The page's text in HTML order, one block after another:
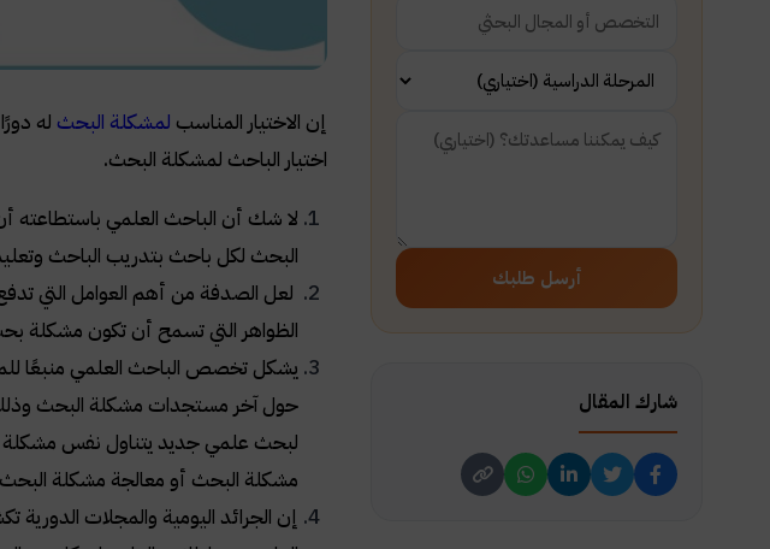
أرسل طلبك
شارك المقال
إن الاختيار المناسب لمشكلة البحث له
اختيار الباحث لمشكلة البحث.
لا شك أن الباحث العلمي باستطاعته
البحث لكل باحث بتدريب الباحث
لعل الصدفة من أهم العوامل التي
الظواهر التي تسمح أن تكون مشكلة
يشكل تخصص الباحث العلمي منبعًا
حول آخر مستجدات مشكلة البحث
لبحث علمي جديد يتناول نفس مشكلة
مشكلة البحث أو معالجة مشكلة
إن الجرائد اليومية والمجلات